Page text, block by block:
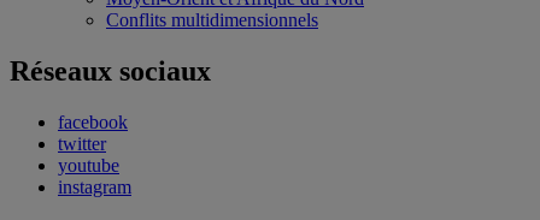
Conflits multidimensionnels
Réseaux sociaux
facebook
twitter
youtube
instagram